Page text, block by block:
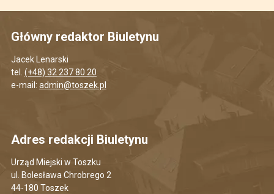
Główny redaktor Biuletynu
Jacek Lenarski
tel. (+48) 32 237 80 20
e-mail: admin@toszek.pl
Adres redakcji Biuletynu
Urząd Miejski w Toszku
ul. Bolesława Chrobrego 2
44-180 Toszek